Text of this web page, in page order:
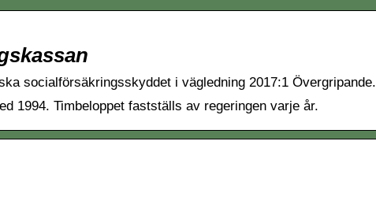
socialförsäkringsskyddet i vägledning 2017:1 Övergripande.
1994. Timbeloppet fastställs av regeringen varje år.